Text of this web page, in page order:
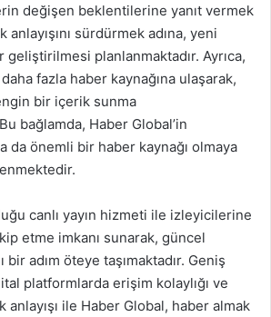
değişen beklentilerine yanıt vermek
sürdürmek adına, yeni
planlanmaktadır. Ayrıca,
fazla haber kaynağına ulaşarak,
bir içerik sunma
bağlamda, Haber Global’in
da önemli bir haber kaynağı olmaya
canlı yayın hizmeti ile izleyicilerine
etme imkanı sunarak, güncel
bir adım öteye taşımaktadır. Geniş
platformlarda erişim kolaylığı ve
anlayışı ile Haber Global, haber almak